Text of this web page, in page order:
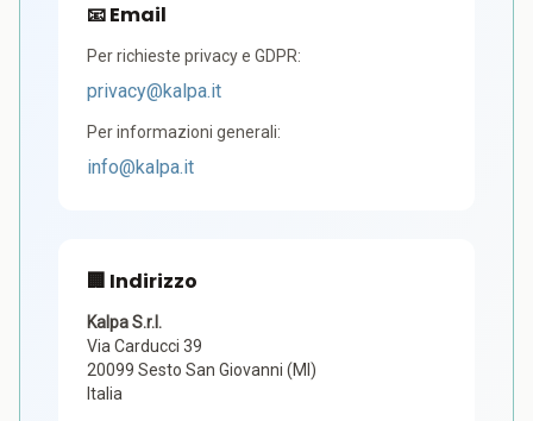
📧 Email
Per richieste privacy e GDPR:
privacy@kalpa.it
Per informazioni generali:
info@kalpa.it
🏢 Indirizzo
Kalpa S.r.l.
Via Carducci 39
20099 Sesto San Giovanni (MI)
Italia